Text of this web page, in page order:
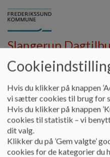
Slangerup
Vores område
Børnehuset
Praktikstedsbeskrivelse
Hvis du klikker på knappen
vi sætter cookies til brug for
Hvis du klikker på knappen
cookies til statistik – vi
dit valg.
Klikker du på ’Gem valgte’
cookies for de kategorier du